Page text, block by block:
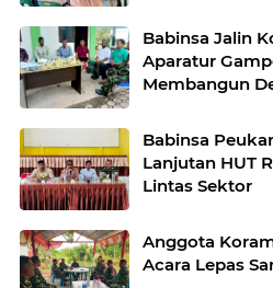
Babinsa Jalin
Aparatur
Membangun
Babinsa
Lanjutan HUT
Lintas Sektor
Anggota
Acara Lepas